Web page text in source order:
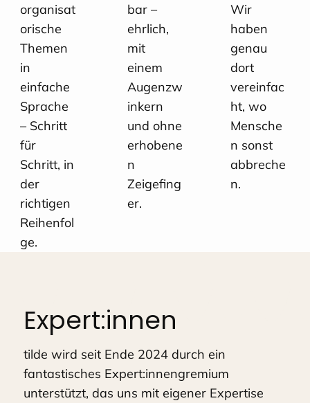
Wir
haben
genau
dort
vereinfac
ht, wo
Mensche
n sonst
abbreche
n.
bar –
ehrlich,
mit
einem
Augenzw
inkern
und ohne
erhobene
n
Zeigefing
er.
organisat
orische
Themen
in
einfache
Sprache
– Schritt
für
Schritt, in
der
richtigen
Reihenfol
ge.
Expert:innen
tilde wird seit Ende 2024 durch ein
fantastisches Expert:innengremium
unterstützt, das uns mit eigener Expertise